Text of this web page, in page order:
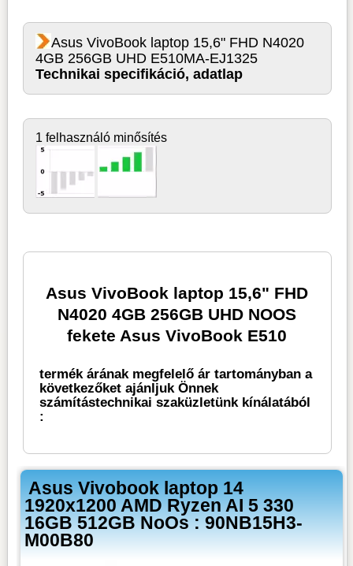
Asus VivoBook laptop 15,6" FHD N4020
4GB 256GB UHD E510MA-EJ1325
Technikai specifikáció, adatlap
1 felhasználó minősítés
Asus VivoBook laptop 15,6" FHD
N4020 4GB 256GB UHD NOOS
fekete Asus VivoBook E510
termék árának megfelelő ár tartományban a
következőket ajánljuk Önnek
számítástechnikai szaküzletünk kínálatából
:
Asus Vivobook laptop 14
1920x1200 AMD Ryzen AI 5 330
16GB 512GB NoOs : 90NB15H3-
M00B80